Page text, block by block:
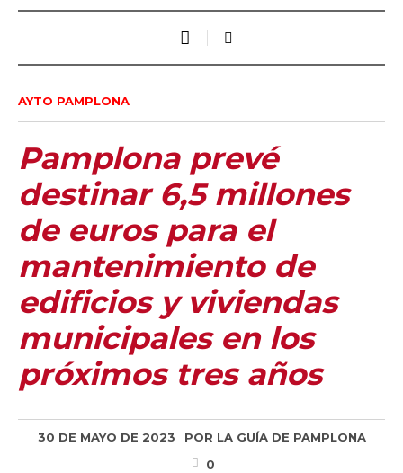
AYTO PAMPLONA
Pamplona prevé
destinar 6,5 millones
de euros para el
mantenimiento de
edificios y viviendas
municipales en los
próximos tres años
30 DE MAYO DE 2023 POR LA GUÍA DE PAMPLONA
0